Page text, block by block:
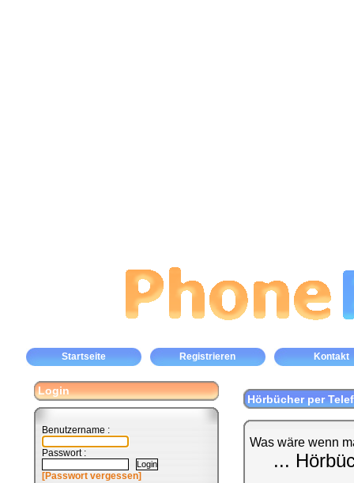
Startseite Registrieren Kontakt
Login
Benutzername :
Passwort :
[Passwort vergessen]
Hörbücher per
Was wäre wenn
...